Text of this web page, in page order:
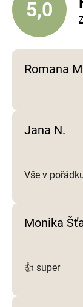
5,0
Romana
Jana N.
Vše v
Monika
👍 super